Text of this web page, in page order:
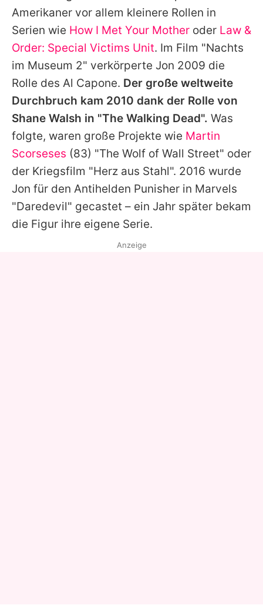
Amerikaner vor allem kleinere Rollen in
Serien wie How I Met Your Mother oder Law &
Order: Special Victims Unit. Im Film "Nachts
im Museum 2" verkörperte Jon 2009 die
Rolle des Al Capone. Der große weltweite
Durchbruch kam 2010 dank der Rolle von
Shane Walsh in "The Walking Dead". Was
folgte, waren große Projekte wie Martin
Scorseses (83) "The Wolf of Wall Street" oder
der Kriegsfilm "Herz aus Stahl". 2016 wurde
Jon für den Antihelden Punisher in Marvels
"Daredevil" gecastet – ein Jahr später bekam
die Figur ihre eigene Serie.
Anzeige